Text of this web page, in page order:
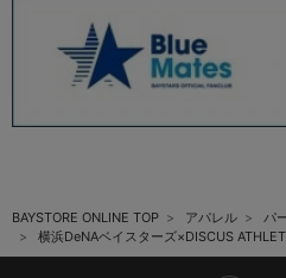
BAYSTORE ONLINE TOP アパレル
パ
横浜DeNAベイスターズ×DISCUS